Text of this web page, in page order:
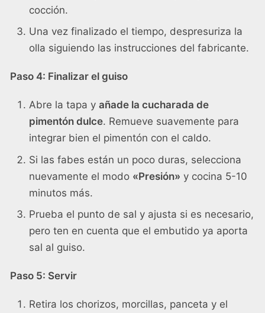
cocción.
Una vez finalizado el tiempo, despresuriza la
olla siguiendo las instrucciones del fabricante.
Paso 4: Finalizar el guiso
Abre la tapa y añade la cucharada de
pimentón dulce. Remueve suavemente para
integrar bien el pimentón con el caldo.
Si las fabes están un poco duras, selecciona
nuevamente el modo «Presión» y cocina 5-10
minutos más.
Prueba el punto de sal y ajusta si es necesario,
pero ten en cuenta que el embutido ya aporta
sal al guiso.
Paso 5: Servir
Retira los chorizos, morcillas, panceta y el